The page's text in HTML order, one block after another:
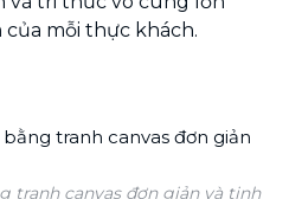
mỗi thực khách.
tranh canvas đơn giản và tinh